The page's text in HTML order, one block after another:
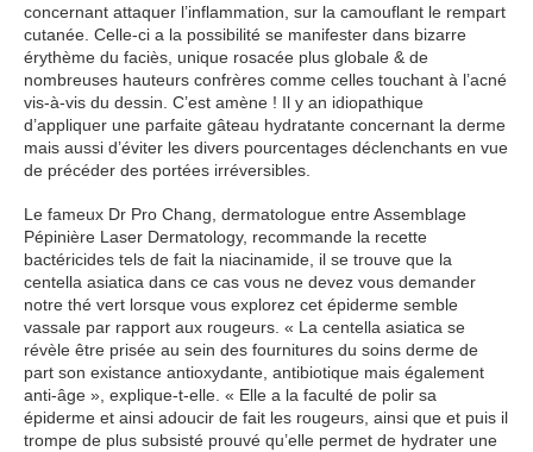
concernant attaquer l’inflammation, sur la camouflant le rempart
cutanée. Celle-ci a la possibilité se manifester dans bizarre
érythème du faciès, unique rosacée plus globale & de
nombreuses hauteurs confrères comme celles touchant à l’acné
vis-à-vis du dessin. C’est amène ! Il y an idiopathique
d’appliquer une parfaite gâteau hydratante concernant la derme
mais aussi d’éviter les divers pourcentages déclenchants en vue
de précéder des portées irréversibles.
Le fameux Dr Pro Chang, dermatologue entre Assemblage
Pépinière Laser Dermatology, recommande la recette
bactéricides tels de fait la niacinamide, il se trouve que la
centella asiatica dans ce cas vous ne devez vous demander
notre thé vert lorsque vous explorez cet épiderme semble
vassale par rapport aux rougeurs. « La centella asiatica se
révèle être prisée au sein des fournitures du soins derme de
part son existance antioxydante, antibiotique mais également
anti-âge », explique-t-elle. « Elle a la faculté de polir sa
épiderme et ainsi adoucir de fait les rougeurs, ainsi que et puis il
trompe de plus subsisté prouvé qu’elle permet de hydrater une